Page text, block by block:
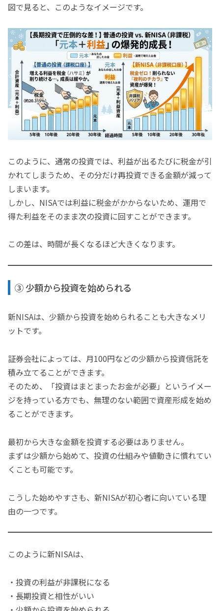
図で見ると、このようなイメージです。
このように、通常の投資では、利益が出るたびに税金が引
かれてしまうため、その分だけ再投資できる金額が減って
しまいます。
しかし、NISAでは利益に税金がかからないため、運用で
得た利益をそのまま次の投資に回すことができます。
この差は、時間が長くなるほど大きくなります。
③ 少額から投資を始められる
新NISAは、少額から投資を始められることも大きなメリ
ットです。
証券会社によっては、月100円などの少額から投資信託を
積み立てることができます。
そのため、「投資はまとまったお金が必要」というイメー
ジを持っている方でも、無理のない範囲で資産形成を始め
ることができます。
最初から大きな金額を投資する必要はありません。
まずは少額から始めて、投資の仕組みや値動きに慣れてい
くことも可能です。
こうした始めやすさも、新NISAが初心者に向いている理
由の一つです。
このように新NISAは、
・投資の利益が非課税になる
・長期投資と相性がいい